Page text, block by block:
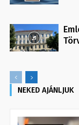
NEKED AJÁNLJUK